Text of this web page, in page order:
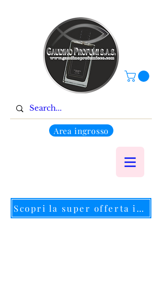
Scopri la super offerta in corso
Area ingrosso